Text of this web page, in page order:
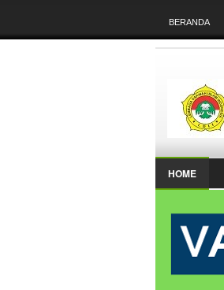
BERANDA
HOME